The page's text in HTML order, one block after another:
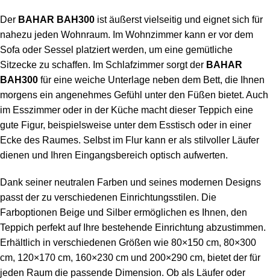
Der BAHAR BAH300 ist äußerst vielseitig und eignet sich für
nahezu jeden Wohnraum. Im Wohnzimmer kann er vor dem
Sofa oder Sessel platziert werden, um eine gemütliche
Sitzecke zu schaffen. Im Schlafzimmer sorgt der BAHAR
BAH300 für eine weiche Unterlage neben dem Bett, die Ihnen
morgens ein angenehmes Gefühl unter den Füßen bietet. Auch
im Esszimmer oder in der Küche macht dieser Teppich eine
gute Figur, beispielsweise unter dem Esstisch oder in einer
Ecke des Raumes. Selbst im Flur kann er als stilvoller Läufer
dienen und Ihren Eingangsbereich optisch aufwerten.
Dank seiner neutralen Farben und seines modernen Designs
passt der zu verschiedenen Einrichtungsstilen. Die
Farboptionen Beige und Silber ermöglichen es Ihnen, den
Teppich perfekt auf Ihre bestehende Einrichtung abzustimmen.
Erhältlich in verschiedenen Größen wie 80×150 cm, 80×300
cm, 120×170 cm, 160×230 cm und 200×290 cm, bietet der für
jeden Raum die passende Dimension. Ob als Läufer oder